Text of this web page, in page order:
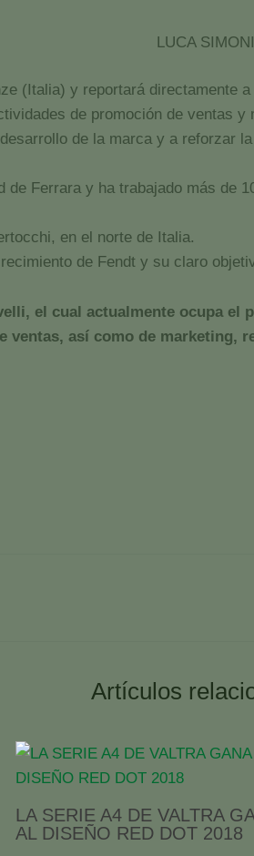
LUCA SIMONI
(Italia) y reportará directamente
de promoción de ventas
de la marca y a reforzar
Ferrara y ha trabajado más de
en el norte de Italia.
de Fendt y su claro
el cual actualmente ocupa
ventas, así como de marketing,
Artículos
LA SERIE A4 DE VALTRA
AL DISEÑO RED DOT 2018